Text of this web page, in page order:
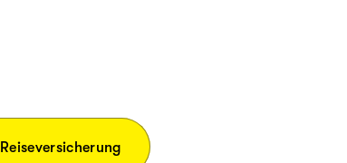
Reiseversicherung